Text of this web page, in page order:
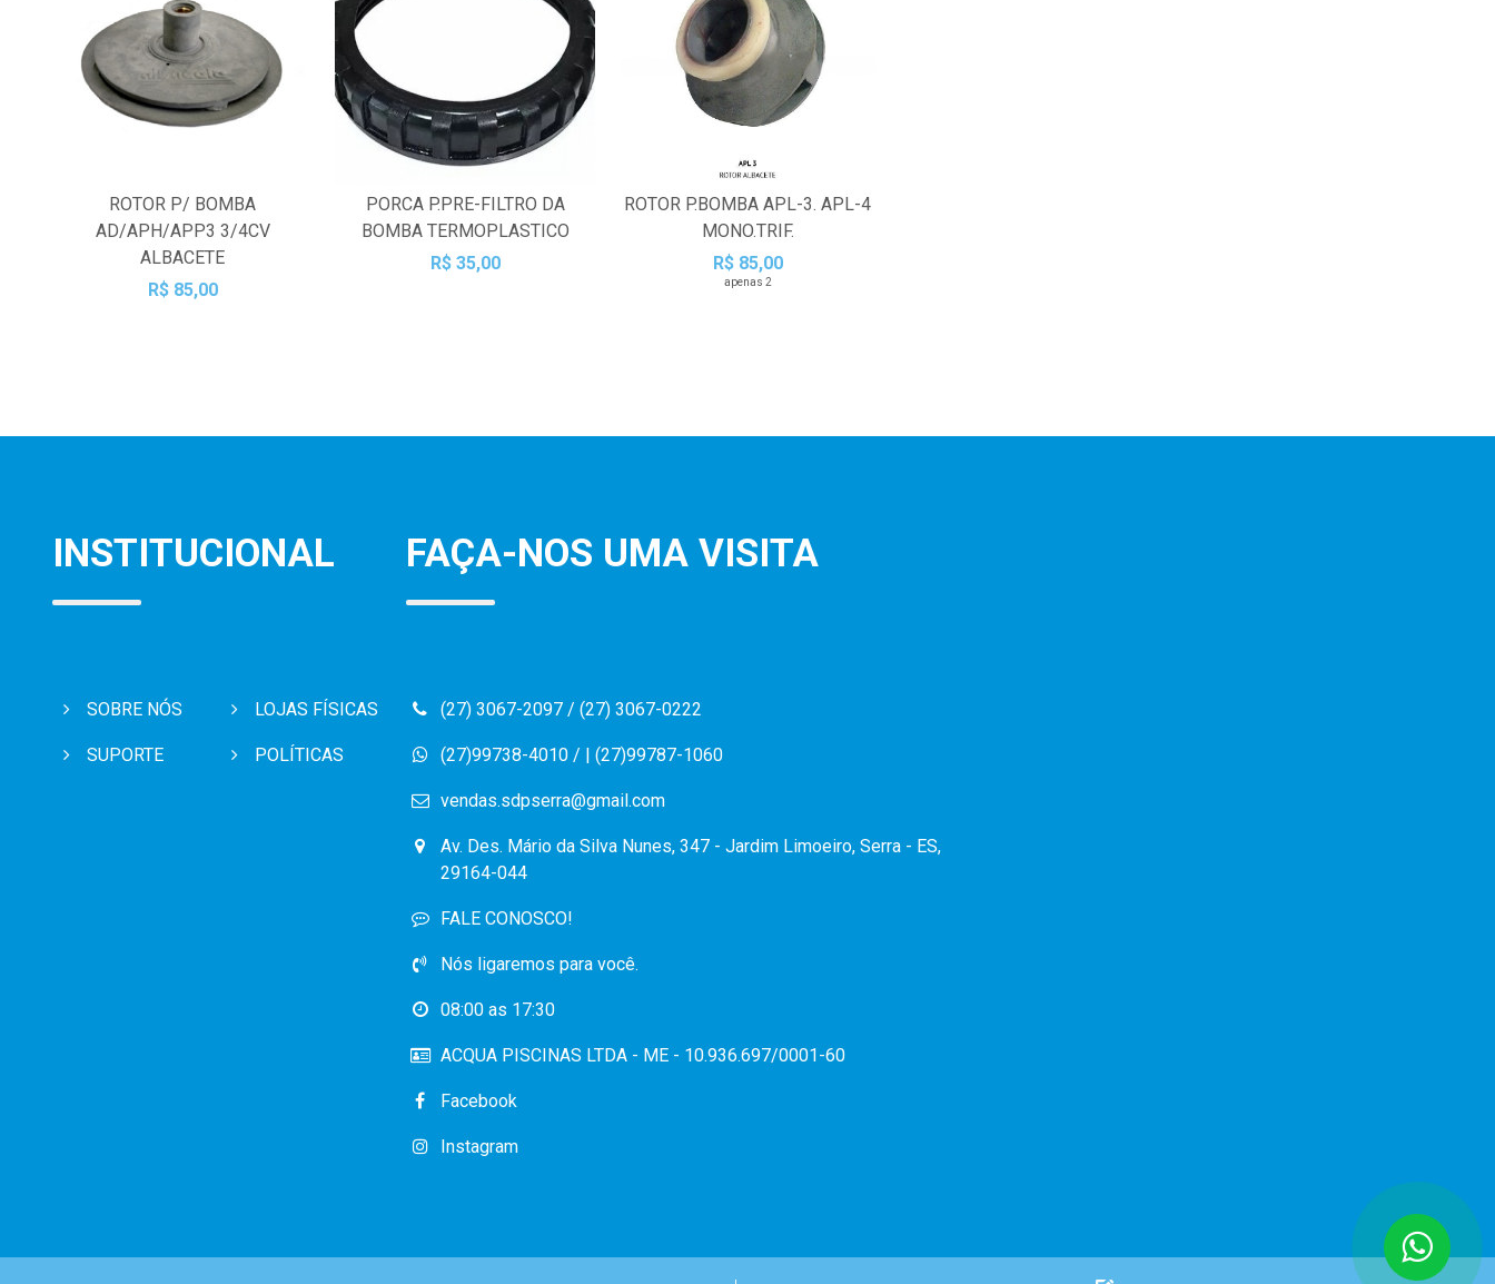
ROTOR P/ BOMBA
AD/APH/APP3 3/4CV
ALBACETE
R$ 85,00
PORCA P.PRE-FILTRO DA
BOMBA TERMOPLASTICO
R$ 35,00
ROTOR P.BOMBA APL-3. APL-4
MONO.TRIF.
R$ 85,00
apenas 2
INSTITUCIONAL
SOBRE NÓS LOJAS FÍSICAS
SUPORTE POLÍTICAS
FAÇA-NOS UMA VISITA
(27) 3067-2097 / (27) 3067-0222
(27)99738-4010 / | (27)99787-1060
vendas.sdpserra@gmail.com
Av. Des. Mário da Silva Nunes, 347 - Jardim Limoeiro, Serra - ES,
29164-044
FALE CONOSCO!
Nós ligaremos para você.
08:00 as 17:30
ACQUA PISCINAS LTDA - ME - 10.936.697/0001-60
Facebook
Instagram